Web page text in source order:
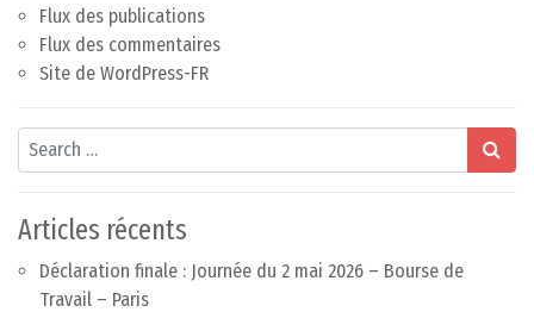
Flux des publications
Flux des commentaires
Site de WordPress-FR
Search
Articles récents
Déclaration finale : Journée du 2 mai 2026 – Bourse de
Travail – Paris